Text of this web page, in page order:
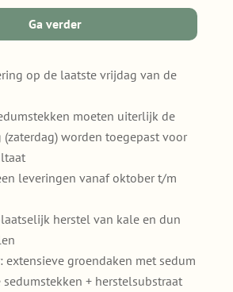
Ga verder
op de laatste vrijdag van de
moeten uiterlijk de
worden toegepast voor
leveringen vanaf oktober t/m
herstel van kale en dun
extensieve groendaken met sedum
+ herstelsubstraat